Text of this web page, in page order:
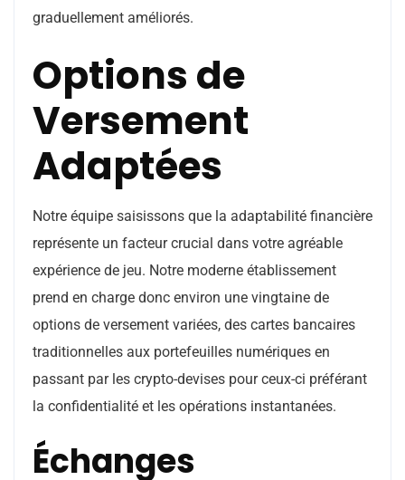
graduellement améliorés.
Options de
Versement
Adaptées
Notre équipe saisissons que la adaptabilité financière
représente un facteur crucial dans votre agréable
expérience de jeu. Notre moderne établissement
prend en charge donc environ une vingtaine de
options de versement variées, des cartes bancaires
traditionnelles aux portefeuilles numériques en
passant par les crypto-devises pour ceux-ci préférant
la confidentialité et les opérations instantanées.
Échanges